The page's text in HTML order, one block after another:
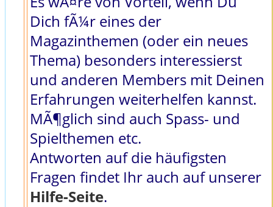
Dich fÃ¼r eines der
Magazinthemen (oder ein neues
Thema) besonders interessierst
und anderen Members mit Deinen
Erfahrungen weiterhelfen kannst.
MÃ¶glich sind auch Spass- und
Spielthemen etc.
Antworten auf die häufigsten
Fragen findet Ihr auch auf unserer
Hilfe-Seite.